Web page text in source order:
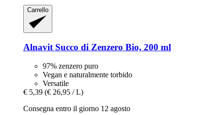
Carrello
Alnavit Succo di Zenzero Bio, 200 ml
97% zenzero puro
Vegan e naturalmente torbido
Versatile
€ 5,39 (€ 26,95 / L)
Consegna entro il giorno 12 agosto